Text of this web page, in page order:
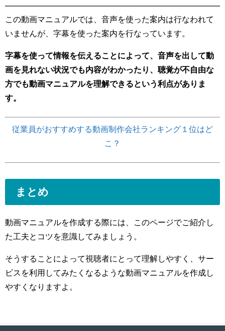
この動画マニュアルでは、音声を使った案内は行なわれて
いませんが、字幕を使った案内を行なっています。
字幕を使って情報を伝えることによって、音声を出して動
画を見れない状況でも内容がわかったり、聴覚が不自由な
方でも動画マニュアルを理解できるという利点がありま
す。
従業員がおすすめする動画制作会社ランキング１位はど
こ？
まとめ
動画マニュアルを作成する際には、このページでご紹介し
た工夫とコツを意識してみましょう。
そうすることによって視聴者にとって理解しやすく、サー
ビスを利用してみたくなるような動画マニュアルを作成し
やすくなりますよ。